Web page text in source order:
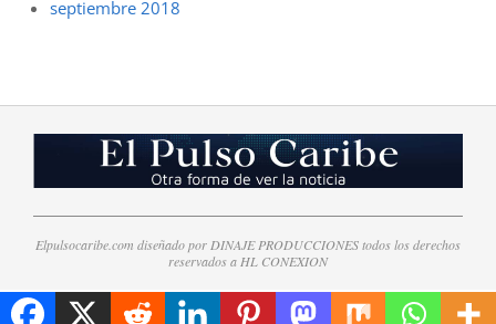
septiembre 2018
Elpulsocaribe.com diseñado por DINAJE PRODUCCIONES todos los derechos
reservados a HL CONEXION